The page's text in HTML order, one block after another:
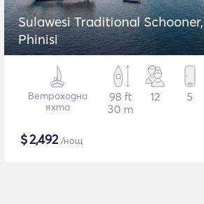
Sulawesi Traditional Schooner,
Phinisi
Ветроходна
яхта
98 ft
30 m
12 5
$2,492/нощ